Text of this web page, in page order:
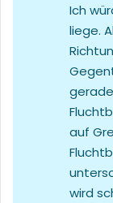
Ich
liege.
auf
wird